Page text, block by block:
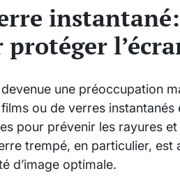
une préoccupation
ou de verres instantanés
pour prévenir les rayures
trempé, en particulier,
d’image optimale.